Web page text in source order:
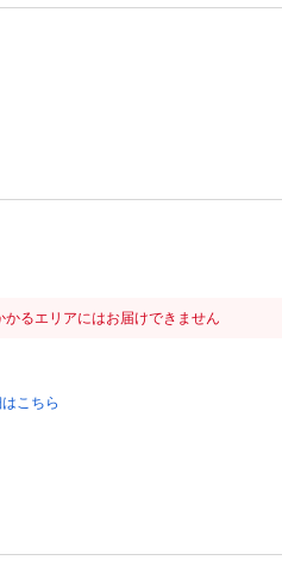
るエリアにはお届けできません
こちら